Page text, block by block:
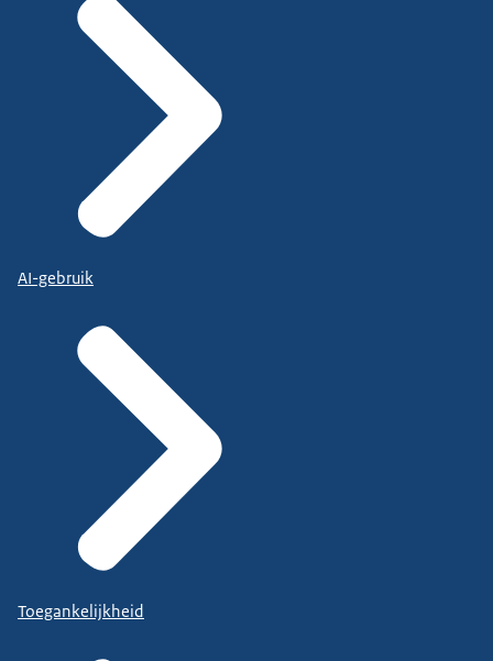
AI-gebruik
Toegankelijkheid